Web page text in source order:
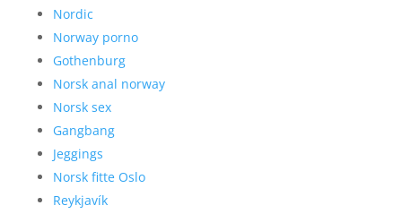
Nordic
Norway porno
Gothenburg
Norsk anal norway
Norsk sex
Gangbang
Jeggings
Norsk fitte Oslo
Reykjavík